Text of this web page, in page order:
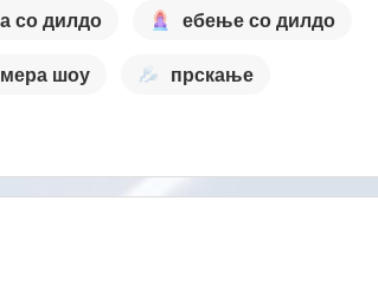
со дилдо ебење со дилдо
шоу прскање